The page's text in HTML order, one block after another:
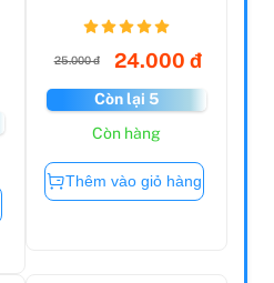
Trò...
25.000 đ 24.000 đ
Còn lại 5
Còn hàng
Thêm vào giỏ hàng